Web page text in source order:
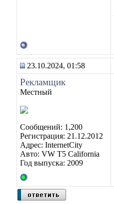
23.10.2024, 01:58
Рекламщик
Местный
Сообщений: 1,200
Регистрация: 21.12.2012
Адрес: InternetCity
Авто: VW T5 California
Год выпуска: 2009